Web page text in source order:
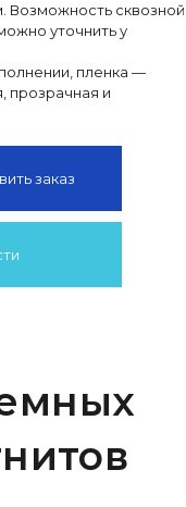
Возможность сквозной
уточнить у
пленка —
прозрачная и
заказ